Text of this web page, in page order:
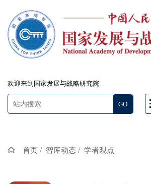
欢迎来到国家发展与战略研究院
首页 / 智库动态 / 学者观点